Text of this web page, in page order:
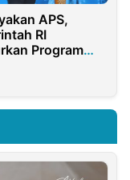
APS,
RI
Program